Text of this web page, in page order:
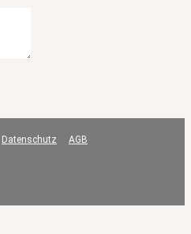
Datenschutz
AGB